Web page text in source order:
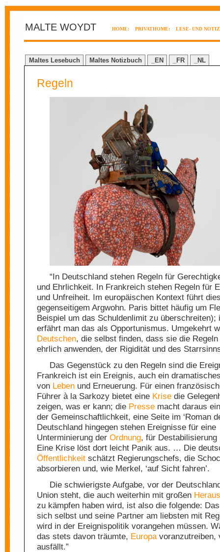
MALTE WOYDT HOME: PRIVATHOME: LESE- UND
Maltes Lesebuch Maltes Notizbuch _EN _FR _NL
Regeln
“In Deutschland stehen Regeln für
und Ehrlichkeit. In Frankreich stehen Regeln für
und Unfreiheit. Im europäischen Kontext führt
gegenseitigem Argwohn. Paris bittet häufig um
Beispiel um das Schuldenlimit zu überschreiten);
erfährt man das als Opportunismus. Umgekehrt
Deutschen, die selbst finden, dass sie die
ehrlich anwenden, der Rigidität und des
Das Gegenstück zu den Regeln sind die
Frankreich ist ein Ereignis, auch ein
von Leben und Erneuerung. Für einen
Führer à la Sarkozy bietet eine Krise die
zeigen, was er kann; die Presse macht daraus
der Gemeinschaftlichkeit, eine Seite im ‘Roman
Deutschland hingegen stehen Ereignisse für eine
Unterminierung der Ordnung, für Destabilisierung
Eine Krise löst dort leicht Panik aus. … Die
Öffentlichkeit schätzt Regierungschefs, die
absorbieren und, wie Merkel, ‘auf Sicht fahren’.
Die schwierigste Aufgabe, vor der
Union steht, die auch weiterhin mit großen
zu kämpfen haben wird, ist also die folgende:
sich selbst und seine Partner am liebsten mit
wird in der Ereignispolitik vorangehen müssen.
das stets davon träumte, Europa voranzutreiben,
ausfällt.”